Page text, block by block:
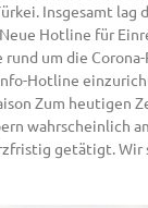
Insgesamt
Hotline für
rund um die
Hotline
Zum heutigen
wahrscheinlich
getätigt.